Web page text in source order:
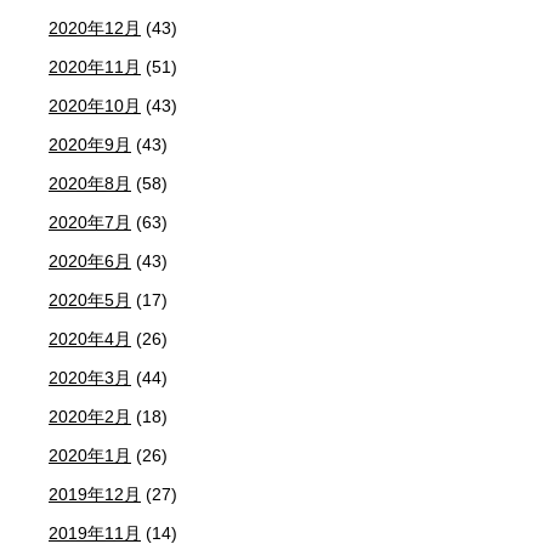
2020年12月 (43)
2020年11月 (51)
2020年10月 (43)
2020年9月 (43)
2020年8月 (58)
2020年7月 (63)
2020年6月 (43)
2020年5月 (17)
2020年4月 (26)
2020年3月 (44)
2020年2月 (18)
2020年1月 (26)
2019年12月 (27)
2019年11月 (14)